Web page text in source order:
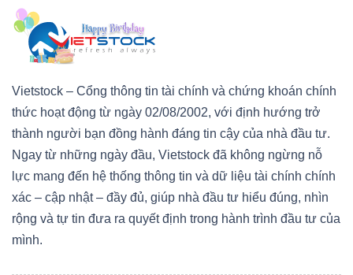
Vietstock – Cổng thông tin tài chính và chứng khoán chính
thức hoạt động từ ngày 02/08/2002, với định hướng trở
thành người bạn đồng hành đáng tin cậy của nhà đầu tư.
Ngay từ những ngày đầu, Vietstock đã không ngừng nỗ
lực mang đến hệ thống thông tin và dữ liệu tài chính chính
xác – cập nhật – đầy đủ, giúp nhà đầu tư hiểu đúng, nhìn
rộng và tự tin đưa ra quyết định trong hành trình đầu tư của
mình.